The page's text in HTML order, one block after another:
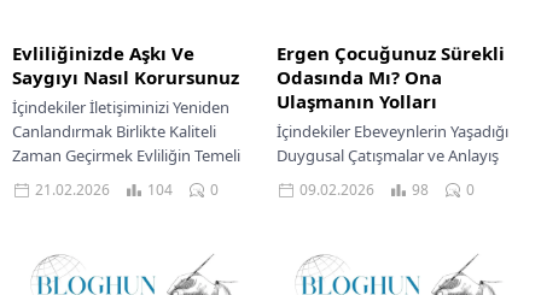
Evliliğinizde Aşkı Ve
Saygıyı Nasıl Korursunuz
İçindekiler İletişiminizi Yeniden
Canlandırmak Birlikte Kaliteli
Zaman Geçirmek Evliliğin Temeli
Karşılıklı Saygıyı Ve Takdiri
Beslemek Zor Zamanlarda Bile
21.02.2026 104 0
Ergen Çocuğunuz Sürekli
Odasında Mı? Ona
Ulaşmanın Yolları
İçindekiler Ebeveynlerin Yaşadığı
Duygusal Çatışmalar ve Anlayış
İhtiyacı Ergen Çocuğunuz Neden
Sürekli Odasında Kalmayı Tercih
Mahremiyet...
09.02.2026 98 0